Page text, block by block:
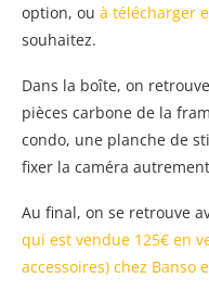
option, ou à télécharger
souhaitez.
Dans la boîte, on
pièces carbone de la
condo, une planche de
fixer la caméra
Au final, on se retrouve
qui est vendue 125€ en
accessoires) chez Banso